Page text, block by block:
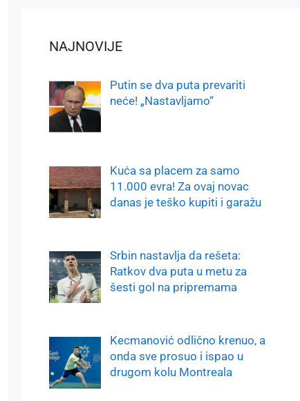
NAJNOVIJE
Putin se dva puta prevariti
neće! „Nastavljamo“
Kuća sa placem za samo
11.000 evra! Za ovaj novac
danas je teško kupiti i garažu
Srbin nastavlja da rešeta:
Ratkov dva puta u metu za
šesti gol na pripremama
Kecmanović odlično krenuo, a
onda sve prosuo i ispao u
drugom kolu Montreala